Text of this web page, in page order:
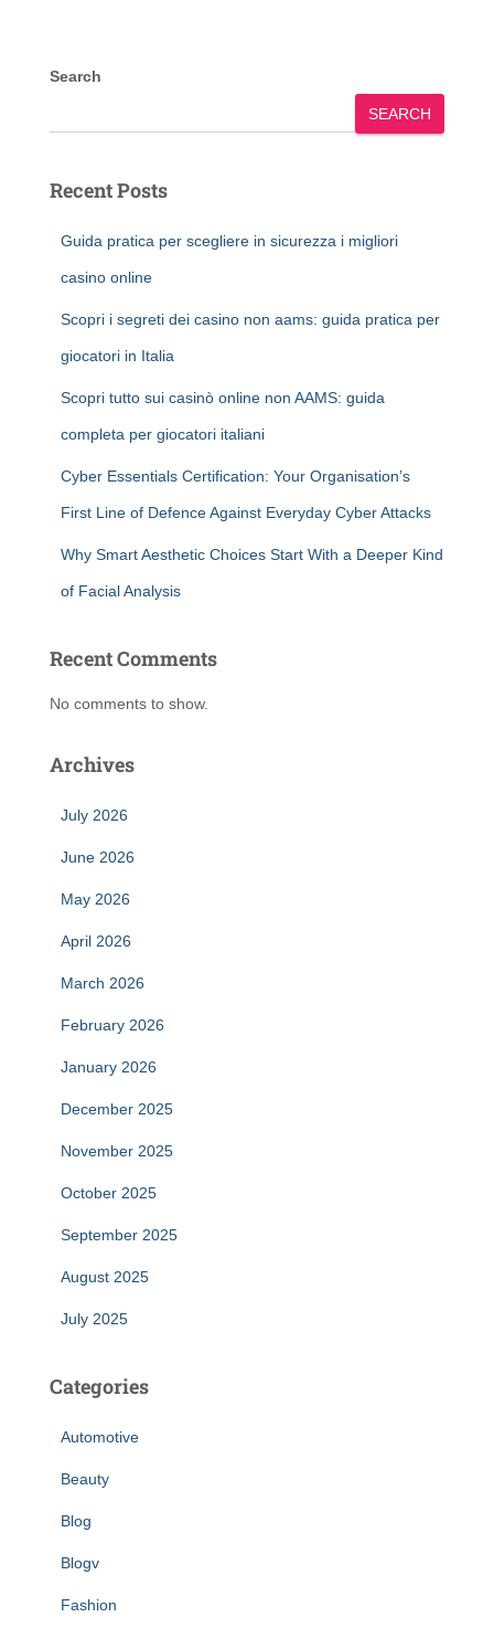
Search
SEARCH
Recent Posts
Guida pratica per scegliere in sicurezza i migliori
casino online
Scopri i segreti dei casino non aams: guida pratica per
giocatori in Italia
Scopri tutto sui casinò online non AAMS: guida
completa per giocatori italiani
Cyber Essentials Certification: Your Organisation’s
First Line of Defence Against Everyday Cyber Attacks
Why Smart Aesthetic Choices Start With a Deeper Kind
of Facial Analysis
Recent Comments
No comments to show.
Archives
July 2026
June 2026
May 2026
April 2026
March 2026
February 2026
January 2026
December 2025
November 2025
October 2025
September 2025
August 2025
July 2025
Categories
Automotive
Beauty
Blog
Blogv
Fashion